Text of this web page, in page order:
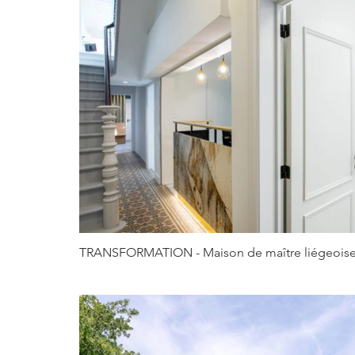
TRANSFORMATION - Maison de maître